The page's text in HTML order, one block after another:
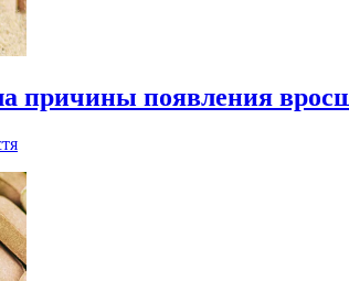
причины появления